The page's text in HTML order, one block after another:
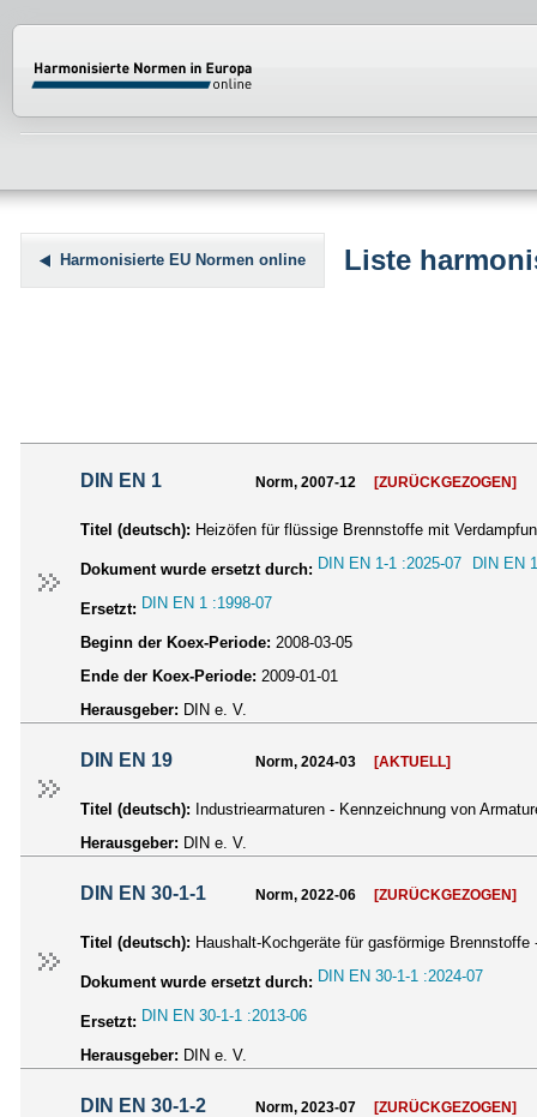
Harmonisierte EU Normen online Liste
DIN EN 1 Norm, 2007-12 [ZURÜCKGEZOGEN]
Titel (deutsch): Heizöfen für flüssige Brennstoffe mit
Dokument wurde ersetzt durch: DIN EN 1-1 :2025-07 DIN EN
Ersetzt: DIN EN 1 :1998-07
Beginn der Koex-Periode: 2008-03-05
Ende der Koex-Periode: 2009-01-01
Herausgeber: DIN e. V.
DIN EN 19 Norm, 2024-03 [AKTUELL]
Titel (deutsch): Industriearmaturen - Kennzeichnung von
Herausgeber: DIN e. V.
DIN EN 30-1-1 Norm, 2022-06 [ZURÜCKGEZOGEN]
Titel (deutsch): Haushalt-Kochgeräte für gasförmige
Dokument wurde ersetzt durch: DIN EN 30-1-1 :2024-07
Ersetzt: DIN EN 30-1-1 :2013-06
Herausgeber: DIN e. V.
DIN EN 30-1-2 Norm, 2023-07 [ZURÜCKGEZOGEN]